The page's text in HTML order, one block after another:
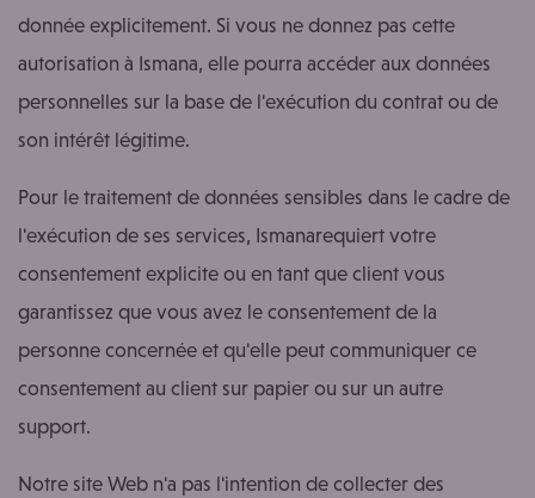
donnée explicitement. Si vous ne donnez pas cette
autorisation à Ismana, elle pourra accéder aux données
personnelles sur la base de l'exécution du contrat ou de
son intérêt légitime.
Pour le traitement de données sensibles dans le cadre de
l'exécution de ses services, Ismanarequiert votre
consentement explicite ou en tant que client vous
garantissez que vous avez le consentement de la
personne concernée et qu'elle peut communiquer ce
consentement au client sur papier ou sur un autre
support.
Notre site Web n'a pas l'intention de collecter des